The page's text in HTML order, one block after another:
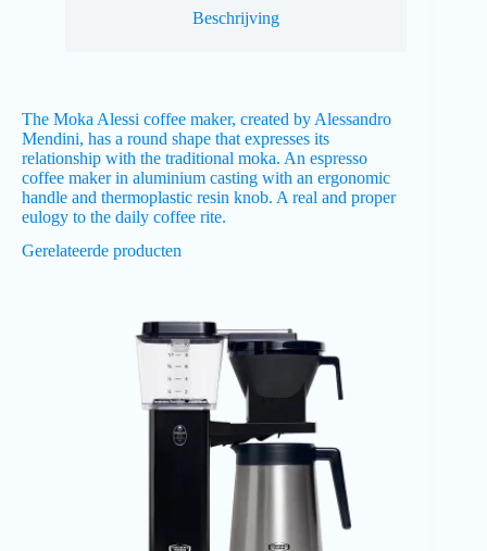
Beschrijving
The Moka Alessi coffee maker, created by Alessandro
Mendini, has a round shape that expresses its
relationship with the traditional moka. An espresso
coffee maker in aluminium casting with an ergonomic
handle and thermoplastic resin knob. A real and proper
eulogy to the daily coffee rite.
Gerelateerde producten